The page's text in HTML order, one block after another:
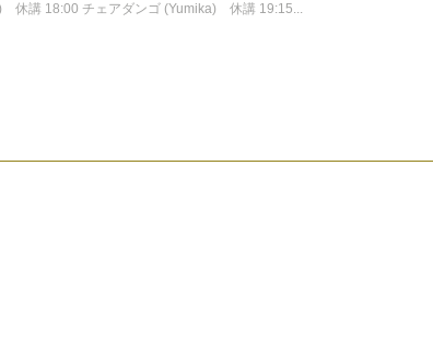
休講 18:00 チェアダンゴ (Yumika) 休講 19:15...